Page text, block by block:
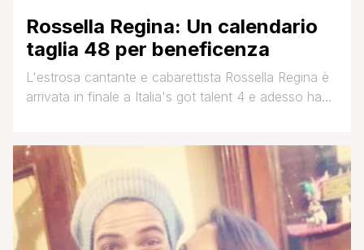
Rossella Regina: Un calendario
taglia 48 per beneficenza
L'estrosa cantante e cabarettista Rossella Regina è
arrivata in finale a Italia's got talent 4 e adesso ha
cui promuovere il mio libro tragicomico in rima
baciata, Indianetto, e'un calendario. Non bisogna
essere una top model e io [']